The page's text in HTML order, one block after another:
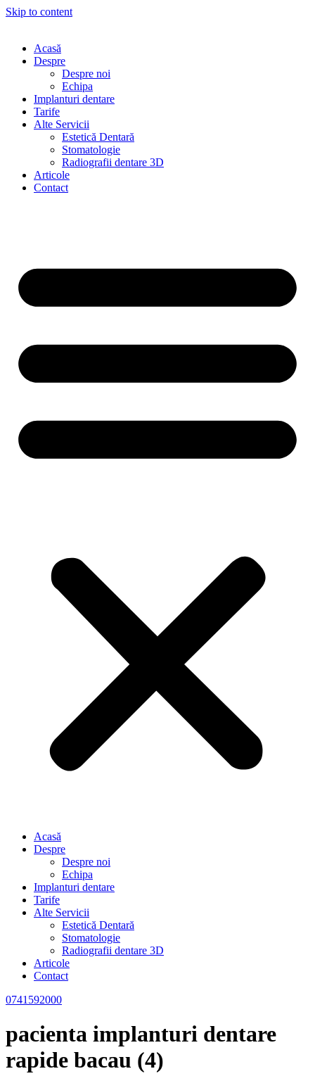
Skip to content
Acasă
Despre
Despre noi
Echipa
Implanturi dentare
Tarife
Alte Servicii
Estetică Dentară
Stomatologie
Radiografii dentare 3D
Articole
Contact
Acasă
Despre
Despre noi
Echipa
Implanturi dentare
Tarife
Alte Servicii
Estetică Dentară
Stomatologie
Radiografii dentare 3D
Articole
Contact
0741592000
pacienta implanturi dentare
rapide bacau (4)